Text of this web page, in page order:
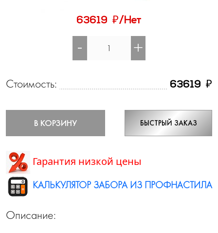
63619 ₽/Нет
- +
Стоимость: 63619 ₽
В КОРЗИНУ БЫСТРЫЙ ЗАКАЗ
Гарантия низкой цены
КАЛЬКУЛЯТОР ЗАБОРА ИЗ ПРОФНАСТИЛА
Описание: